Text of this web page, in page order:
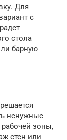
Для
с
стола
барную
ненужные
зоны,
стен или